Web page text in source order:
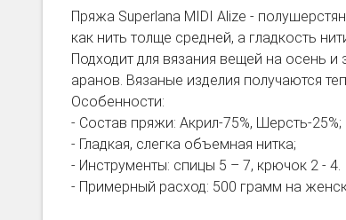
Пряжа Superlana MIDI Alize -
как нить толще средней, а гладкость
Подходит для вязания вещей на осень
аранов. Вязаные изделия получаются
Особенности:
- Состав пряжи: Акрил-75%, Шерсть-25%;
- Гладкая, слегка объемная нитка;
- Инструменты: спицы 5 – 7, крючок 2 - 4.
- Примерный расход: 500 грамм на